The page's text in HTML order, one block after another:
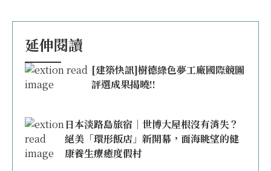
延伸閱讀
[建築快訊]樹德綠色夢工廠國際競圖
評選成果揭曉!!
日本淡路島旅宿｜世博大屋根沒有消失？
絕美「環形飯店」新開幕，面海眺望的健
康養生療癒度假村